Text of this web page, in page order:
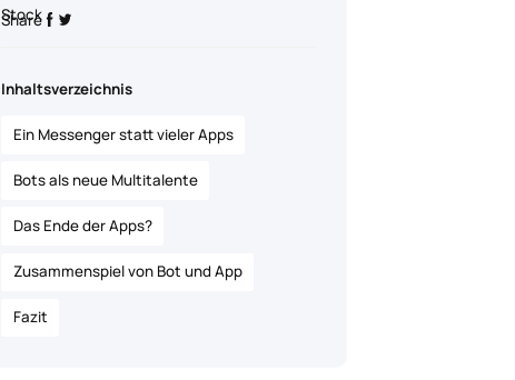
Share
Inhaltsverzeichnis
Ein Messenger statt vieler Apps
Bots als neue Multitalente
Das Ende der Apps?
Zusammenspiel von Bot und App
Fazit